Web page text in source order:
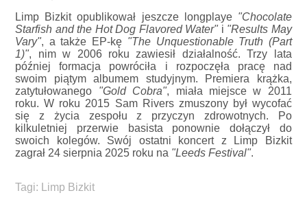
Limp Bizkit opublikował jeszcze longplaye"Chocolate
Starfish and the Hot Dog Flavored Water"i "Results May
Vary", a także EP-kę "The Unquestionable Truth (Part
1)", nim w 2006 roku zawiesił działalność. Trzy lata
później formacja powróciła i rozpoczęła pracę nad
swoim piątym albumem studyjnym. Premiera krążka,
zatytułowanego "Gold Cobra", miała miejsce w 2011
roku. W roku 2015 Sam Rivers zmuszony był wycofać
się z życia zespołu z przyczyn zdrowotnych. Po
kilkuletniej przerwie basista ponownie dołączył do
swoich kolegów. Swój ostatni koncert z Limp Bizkit
zagrał 24 sierpnia 2025 roku na "Leeds Festival".
Tagi: Limp Bizkit